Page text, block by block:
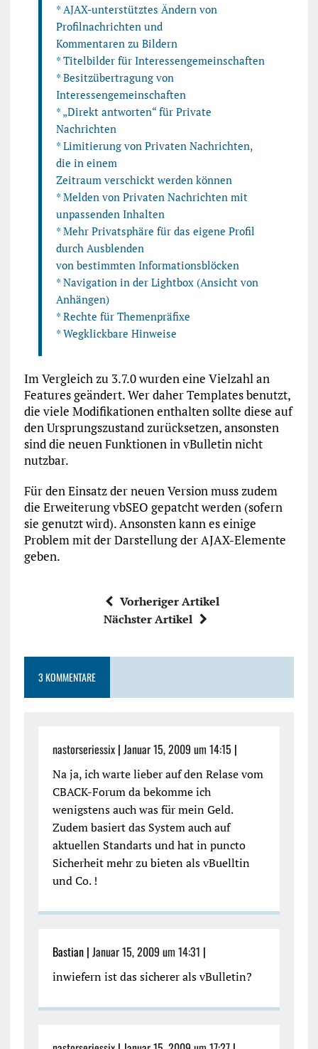
* AJAX-unterstütztes Ändern von
Profilnachrichten und
Kommentaren zu Bildern
* Titelbilder für Interessengemeinschaften
* Besitzübertragung von
Interessengemeinschaften
* „Direkt antworten“ für Private
Nachrichten
* Limitierung von Privaten Nachrichten,
die in einem
Zeitraum verschickt werden können
* Melden von Privaten Nachrichten mit
unpassenden Inhalten
* Mehr Privatsphäre für das eigene Profil
durch Ausblenden
von bestimmten Informationsblöcken
* Navigation in der Lightbox (Ansicht von
Anhängen)
* Rechte für Themenpräfixe
* Wegklickbare Hinweise
Im Vergleich zu 3.7.0 wurden eine Vielzahl an
Features geändert. Wer daher Templates benutzt,
die viele Modifikationen enthalten sollte diese auf
den Ursprungszustand zurücksetzen, ansonsten
sind die neuen Funktionen in vBulletin nicht
nutzbar.
Für den Einsatz der neuen Version muss zudem
die Erweiterung vbSEO gepatcht werden (sofern
sie genutzt wird). Ansonsten kann es einige
Problem mit der Darstellung der AJAX-Elemente
geben.
Vorheriger Artikel
Nächster Artikel
3 KOMMENTARE
nastorseriessix| Januar 15, 2009 um 14:15 |
Na ja, ich warte lieber auf den Relase vom
CBACK-Forum da bekomme ich
wenigstens auch was für mein Geld.
Zudem basiert das System auch auf
aktuellen Standarts und hat in puncto
Sicherheit mehr zu bieten als vBuelltin
und Co. !
Bastian | Januar 15, 2009 um 14:31 |
inwiefern ist das sicherer als vBulletin?